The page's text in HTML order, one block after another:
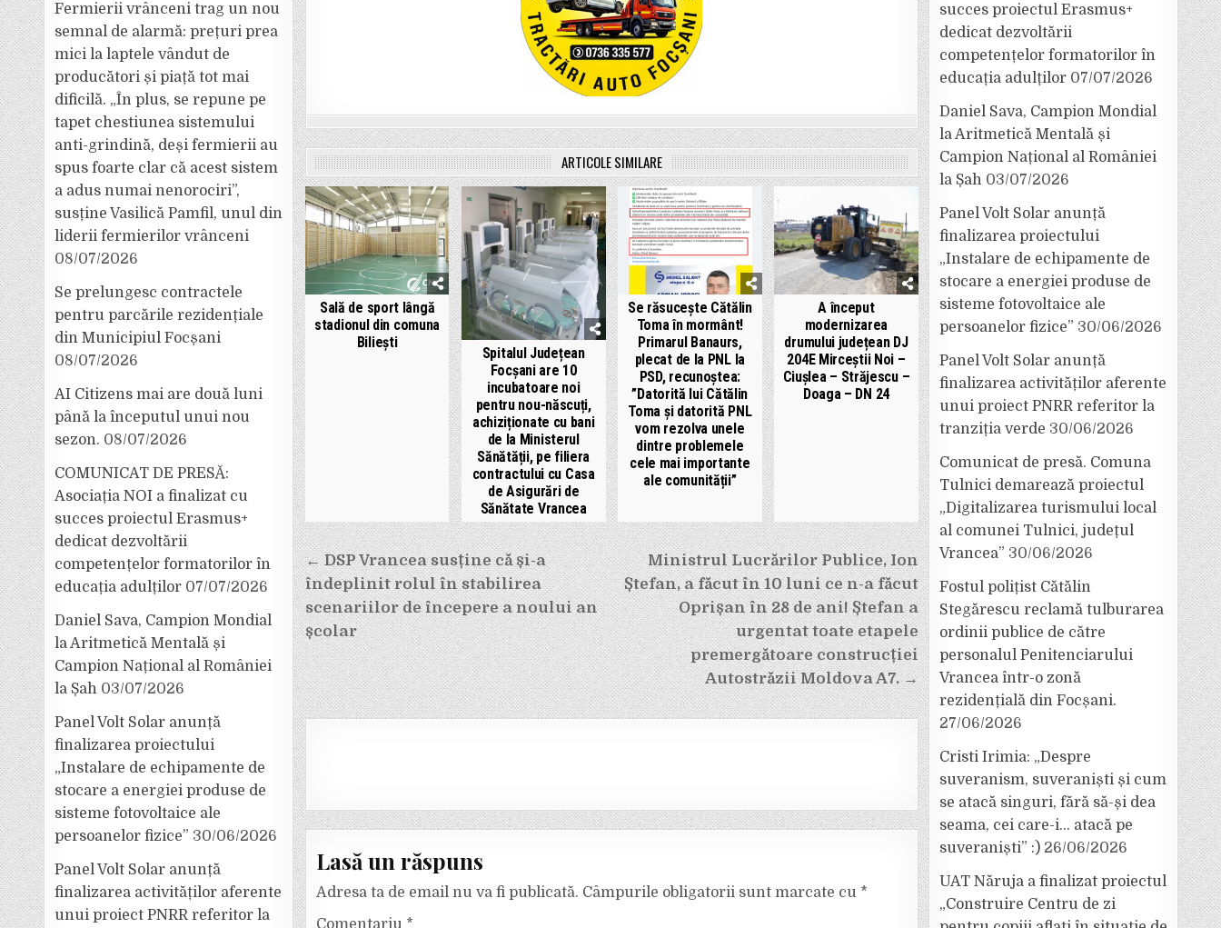
ARTICOLE SIMILARE
Sală de sport lângă
stadionul din comuna
Biliești
Spitalul Județean
Focșani are 10
incubatoare noi
pentru nou-născuți,
achiziționate cu bani
de la Ministerul
Sănătății, pe filiera
contractului cu Casa
de Asigurări de
Sănătate Vrancea
Se răsucește Cătălin
Toma în mormânt!
Primarul Banaurs,
plecat de la PNL la
PSD, recunoștea:
”Datorită lui Cătălin
Toma și datorită PNL
vom rezolva unele
dintre problemele
cele mai importante
ale comunității”
A început
modernizarea
drumului județean DJ
204E Mirceștii Noi –
Ciușlea – Străjescu –
Doaga – DN 24
Navigare
în
articole
Ministrul Lucrărilor Publice, Ion
Ștefan, a făcut în 10 luni ce n-a făcut
Oprișan în 28 de ani! Ștefan a
urgentat toate etapele
premergătoare construcției
Autostrăzii Moldova A7. →
← DSP Vrancea susține că și-a
îndeplinit rolul în stabilirea
scenariilor de începere a noului an
școlar
Lasă un răspuns
Adresa ta de email nu va fi publicată. Câmpurile obligatorii sunt marcate cu *
Comentariu *
Fermierii vrânceni trag un nou
semnal de alarmă: prețuri prea
mici la laptele vândut de
producători și piață tot mai
dificilă. „În plus, se repune pe
tapet chestiunea sistemului
anti-grindină, deși fermierii au
spus foarte clar că acest sistem
a adus numai nenorociri”,
susține Vasilică Pamfil, unul din
liderii fermierilor vrânceni
08/07/2026
Se prelungesc contractele
pentru parcările rezidențiale
din Municipiul Focșani
08/07/2026
AI Citizens mai are două luni
până la începutul unui nou
sezon. 08/07/2026
COMUNICAT DE PRESĂ:
Asociația NOI a finalizat cu
succes proiectul Erasmus+
dedicat dezvoltării
competențelor formatorilor în
educația adulților 07/07/2026
Daniel Sava, Campion Mondial
la Aritmetică Mentală și
Campion Național al României
la Șah 03/07/2026
Panel Volt Solar anunță
finalizarea proiectului
„Instalare de echipamente de
stocare a energiei produse de
sisteme fotovoltaice ale
persoanelor fizice” 30/06/2026
Panel Volt Solar anunță
finalizarea activităților aferente
unui proiect PNRR referitor la
succes proiectul Erasmus+
dedicat dezvoltării
competențelor formatorilor în
educația adulților 07/07/2026
Daniel Sava, Campion Mondial
la Aritmetică Mentală și
Campion Național al României
la Șah 03/07/2026
Panel Volt Solar anunță
finalizarea proiectului
„Instalare de echipamente de
stocare a energiei produse de
sisteme fotovoltaice ale
persoanelor fizice” 30/06/2026
Panel Volt Solar anunță
finalizarea activităților aferente
unui proiect PNRR referitor la
tranziția verde 30/06/2026
Comunicat de presă. Comuna
Tulnici demarează proiectul
„Digitalizarea turismului local
al comunei Tulnici, județul
Vrancea” 30/06/2026
Fostul polițist Cătălin
Stegărescu reclamă tulburarea
ordinii publice de către
personalul Penitenciarului
Vrancea într-o zonă
rezidențială din Focșani.
27/06/2026
Cristi Irimia: „Despre
suveranism, suveraniști și cum
se atacă singuri, fără să-și dea
seama, cei care-i… atacă pe
suveraniști” :) 26/06/2026
UAT Năruja a finalizat proiectul
„Construire Centru de zi